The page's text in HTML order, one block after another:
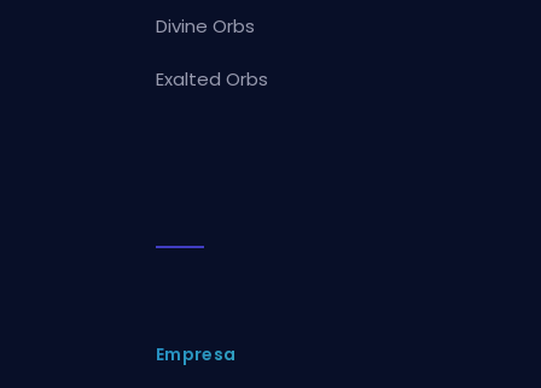
Divine Orbs
Exalted Orbs
Empresa